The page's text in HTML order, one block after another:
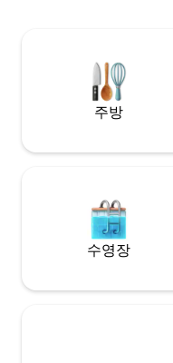
disponible a un costo
주방
수영장